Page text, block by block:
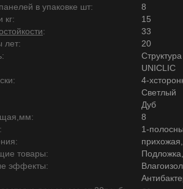
в упаковке шт:
8
кг:
15
:
33
лет:
20
UNICLIC
4-
Светлый
Дуб
8
1-
товары:
эффекты: